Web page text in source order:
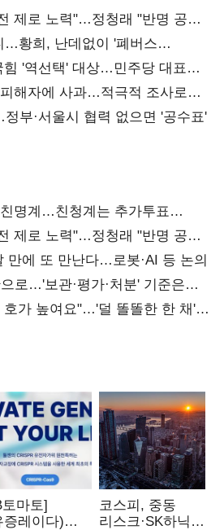
제로 노력"…정청래 "반명 공세
…황희, 난데없이 '폐버스
힘 '역선택' 대상…민주당 대표로
해자에 사과…적극적 조사로
부·서울시 협력 없으면 '공수표'
명계…친청계는 추가투표
제로 노력"…정청래 "반명 공세
만에 또 만난다…로봇·AI 등 논의
로…'보관·평가·처분' 기준은
호가 높여요"…'덜 똘똘한 한 채'
토마토]
증레이다)
코스피, 중동
리스크·SK하닉